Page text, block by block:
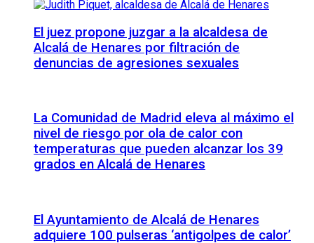
El juez propone juzgar a la alcaldesa de
Alcalá de Henares por filtración de
denuncias de agresiones sexuales
La Comunidad de Madrid eleva al máximo el
nivel de riesgo por ola de calor con
temperaturas que pueden alcanzar los 39
grados en Alcalá de Henares
El Ayuntamiento de Alcalá de Henares
adquiere 100 pulseras ‘antigolpes de calor’